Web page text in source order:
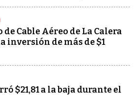
Cable Aéreo de La Calera
inversión de más de $1
$21,81 a la baja durante el